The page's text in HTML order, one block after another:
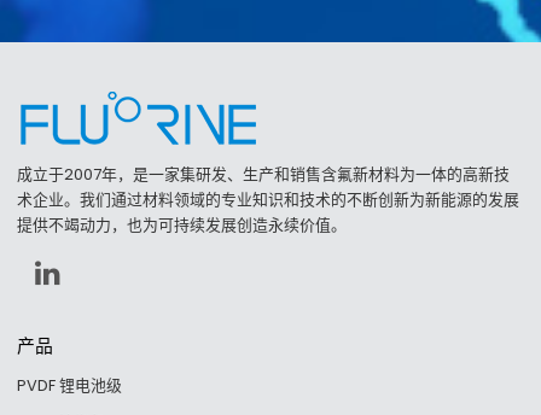
成立于2007年，是一家集研发、生产和销售含氟新材料为一体的高新技
术企业。我们通过材料领域的专业知识和技术的不断创新为新能源的发展
提供不竭动力，也为可持续发展创造永续价值。
产品
PVDF 锂电池级